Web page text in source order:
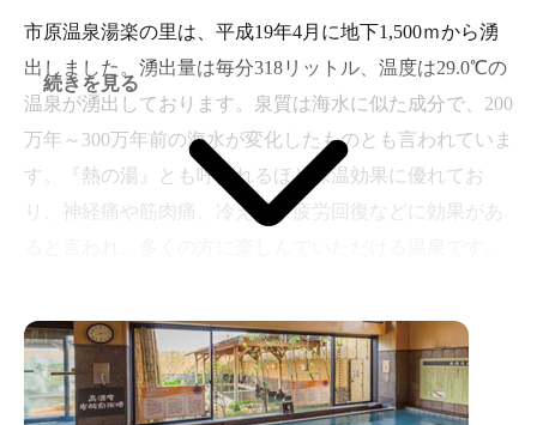
市原温泉湯楽の里は、平成19年4月に地下1,500ｍから湧
出しました。湧出量は毎分318リットル、温度は29.0℃の
温泉が湧出しております。泉質は海水に似た成分で、200
万年～300万年前の海水が変化したものとも言われていま
す。『熱の湯』とも呼ばれるほど保温効果に優れてお
り、神経痛や筋肉痛、冷え症や疲労回復などに効果があ
湯楽の里・喜楽里特集ページにてピックアップ
続きを見る